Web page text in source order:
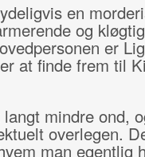
en
og kløgtig
er
at finde frem til
mindre ond,
overlegen.
man egentlig